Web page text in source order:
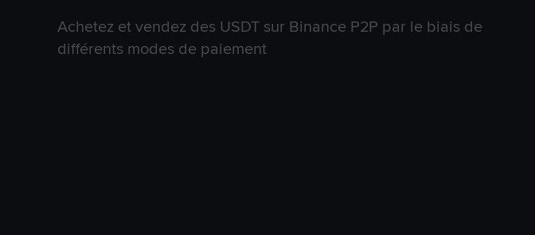
Achetez et vendez des USDT sur Binance P2P par le biais de
différents modes de paiement